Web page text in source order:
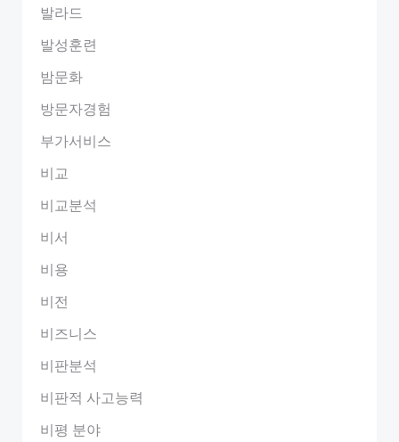
발라드
발성훈련
밤문화
방문자경험
부가서비스
비교
비교분석
비서
비용
비전
비즈니스
비판분석
비판적 사고능력
비평 분야